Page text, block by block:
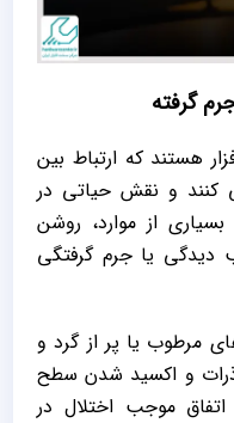
‌گرفته
هستند که ارتباط بین
کنند و نقش حیاتی در
از موارد، روشن
دیدگی یا جرم گرفتگی
مرطوب یا پر از گرد و
ذرات و اکسید شدن سطح
اتفاق موجب اختلال در